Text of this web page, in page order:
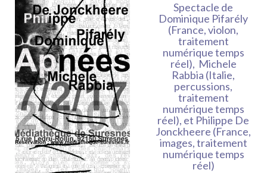
Spectacle de
Dominique Pifarély
(France, violon,
traitement
numérique temps
réel), Michele
Rabbia (Italie,
percussions,
traitement
numérique temps
réel), et Philippe De
Jonckheere (France,
images, traitement
numérique temps
réel)